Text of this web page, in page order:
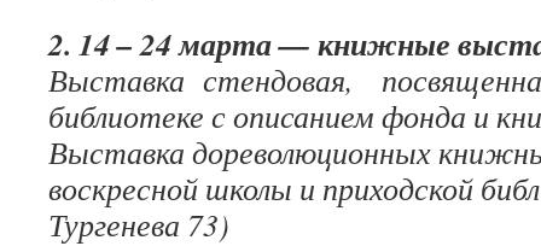
2. 14 – 24 марта — книжные
Выставка стендовая,
библиотеке с описанием фонда и
Выставка дореволюционных
воскресной школы и приходской
Тургенева 73)